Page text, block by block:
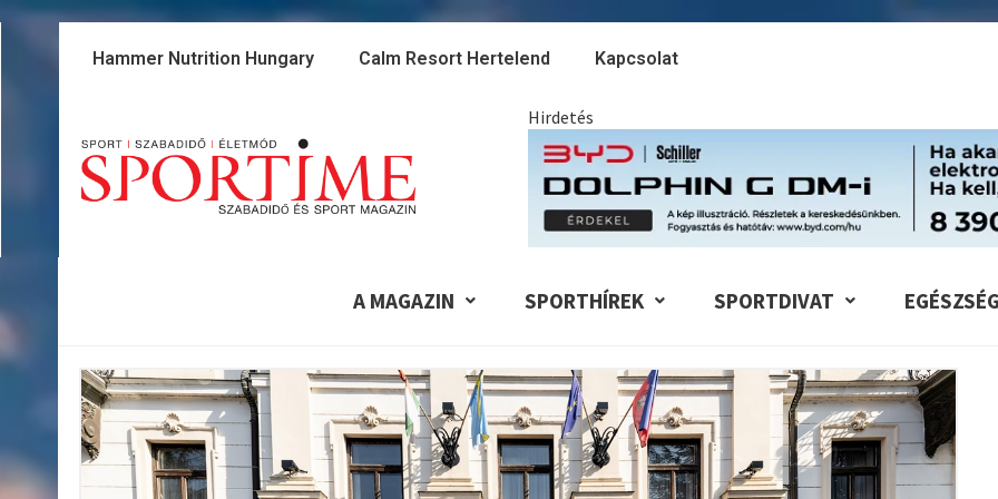
Skip
Hammer Nutrition Hungary Calm Resort Hertelend Kapcsolat
Hirdetés
A MAGAZIN SPORTHÍREK SPORTDIVAT EGÉSZSÉG